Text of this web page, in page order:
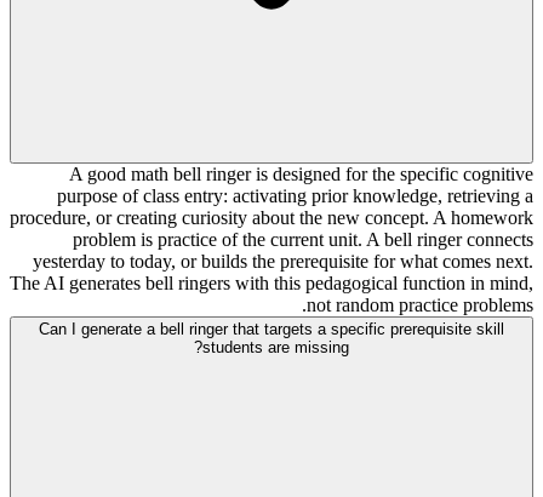
A good math bell ringer is designed for the specific cognitive
purpose of class entry: activating prior knowledge, retrieving a
procedure, or creating curiosity about the new concept. A homework
problem is practice of the current unit. A bell ringer connects
yesterday to today, or builds the prerequisite for what comes next.
The AI generates bell ringers with this pedagogical function in mind,
not random practice problems.
Can I generate a bell ringer that targets a specific prerequisite skill
students are missing?